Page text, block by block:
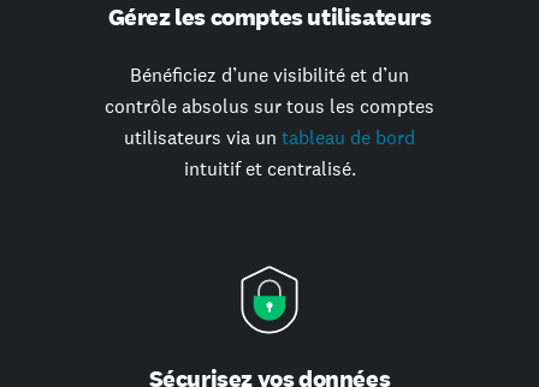
Gérez les comptes utilisateurs
Bénéficiez d’une visibilité et d’un
contrôle absolus sur tous les comptes
utilisateurs via un tableau de bord
intuitif et centralisé.
Sécurisez vos données